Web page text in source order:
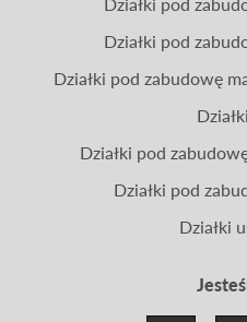
Działki pod
Działki pod
Działki pod zabudowę
Działki pod
Działki pod
Działki